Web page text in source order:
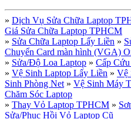
» Dịch Vụ Sửa Chữa Laptop
Giá Sửa Chữa Laptop TPHCM
» Sửa Chữa Laptop Lấy Liền »
Chuyển Card màn hình (VGA)
» Sửa/Độ Loa Laptop » Cấp
» Vệ Sinh Laptop Lấy Liền » Vệ
Sinh Phòng Net » Vệ Sinh Máy
Chăm Sóc Laptop
» Thay Vỏ Laptop TPHCM »
Sửa/Phục Hồi Vỏ Laptop Cũ